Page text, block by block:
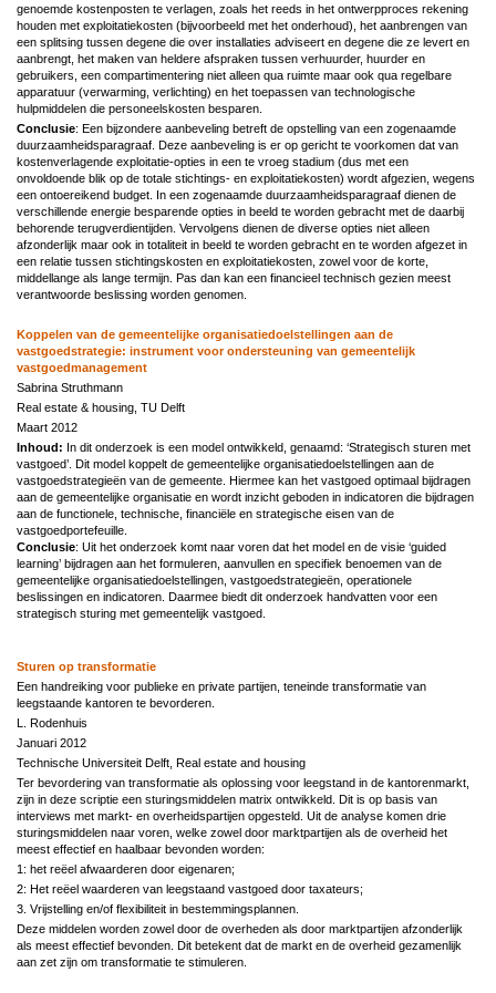
genoemde kostenposten te verlagen, zoals het reeds in het ontwerpproces rekening
houden met exploitatiekosten (bijvoorbeeld met het onderhoud), het aanbrengen van
een splitsing tussen degene die over installaties adviseert en degene die ze levert en
aanbrengt, het maken van heldere afspraken tussen verhuurder, huurder en
gebruikers, een compartimentering niet alleen qua ruimte maar ook qua regelbare
apparatuur (verwarming, verlichting) en het toepassen van technologische
hulpmiddelen die personeelskosten besparen.
Conclusie: Een bijzondere aanbeveling betreft de opstelling van een zogenaamde
duurzaamheidsparagraaf. Deze aanbeveling is er op gericht te voorkomen dat van
kostenverlagende exploitatie-opties in een te vroeg stadium (dus met een
onvoldoende blik op de totale stichtings- en exploitatiekosten) wordt afgezien, wegens
een ontoereikend budget. In een zogenaamde duurzaamheidsparagraaf dienen de
verschillende energie besparende opties in beeld te worden gebracht met de daarbij
behorende terugverdientijden. Vervolgens dienen de diverse opties niet alleen
afzonderlijk maar ook in totaliteit in beeld te worden gebracht en te worden afgezet in
een relatie tussen stichtingskosten en exploitatiekosten, zowel voor de korte,
middellange als lange termijn. Pas dan kan een financieel technisch gezien meest
verantwoorde beslissing worden genomen.
Koppelen van de gemeentelijke organisatiedoelstellingen aan de
vastgoedstrategie: instrument voor ondersteuning van gemeentelijk
vastgoedmanagement
Sabrina Struthmann
Real estate & housing, TU Delft
Maart 2012
Inhoud: In dit onderzoek is een model ontwikkeld, genaamd: ‘Strategisch sturen met
vastgoed’. Dit model koppelt de gemeentelijke organisatiedoelstellingen aan de
vastgoedstrategieën van de gemeente. Hiermee kan het vastgoed optimaal bijdragen
aan de gemeentelijke organisatie en wordt inzicht geboden in indicatoren die bijdragen
aan de functionele, technische, financiële en strategische eisen van de
vastgoedportefeuille.
Conclusie: Uit het onderzoek komt naar voren dat het model en de visie ‘guided
learning’ bijdragen aan het formuleren, aanvullen en specifiek benoemen van de
gemeentelijke organisatiedoelstellingen, vastgoedstrategieën, operationele
beslissingen en indicatoren. Daarmee biedt dit onderzoek handvatten voor een
strategisch sturing met gemeentelijk vastgoed.
Sturen op transformatie
Een handreiking voor publieke en private partijen, teneinde transformatie van
leegstaande kantoren te bevorderen.
L. Rodenhuis
Januari 2012
Technische Universiteit Delft, Real estate and housing
Ter bevordering van transformatie als oplossing voor leegstand in de kantorenmarkt,
zijn in deze scriptie een sturingsmiddelen matrix ontwikkeld. Dit is op basis van
interviews met markt- en overheidspartijen opgesteld. Uit de analyse komen drie
sturingsmiddelen naar voren, welke zowel door marktpartijen als de overheid het
meest effectief en haalbaar bevonden worden:
1: het reëel afwaarderen door eigenaren;
2: Het reëel waarderen van leegstaand vastgoed door taxateurs;
3. Vrijstelling en/of flexibiliteit in bestemmingsplannen.
Deze middelen worden zowel door de overheden als door marktpartijen afzonderlijk
als meest effectief bevonden. Dit betekent dat de markt en de overheid gezamenlijk
aan zet zijn om transformatie te stimuleren.